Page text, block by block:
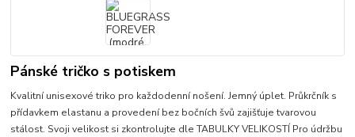
Pánské tričko s potiskem
Kvalitní unisexové triko pro každodenní nošení. Jemný úplet. Průkrčník s
přídavkem elastanu a provedení bez bočních švů zajišťuje tvarovou
stálost. Svoji velikost si zkontrolujte dle TABULKY VELIKOSTÍ Pro údržbu